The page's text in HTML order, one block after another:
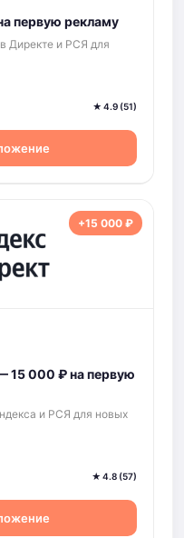
первую рекламу
Директе и РСЯ для
★ 4.9 (51)
+15 000 ₽
15 000 ₽ на первую
и РСЯ для новых
★ 4.8 (57)